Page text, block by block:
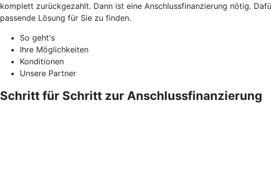
komplett zurückgezahlt. Dann ist eine Anschlussfinanzierung nötig.
passende Lösung für Sie zu finden.
So geht's
Ihre Möglichkeiten
Konditionen
Unsere Partner
Schritt für Schritt zur Anschlussfinanzierung